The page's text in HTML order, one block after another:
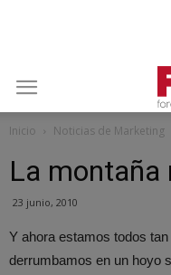
Inicio Noticias de Marketing
La montaña
23 junio, 2010
Y ahora estamos todos
derrumbamos en un hoyo